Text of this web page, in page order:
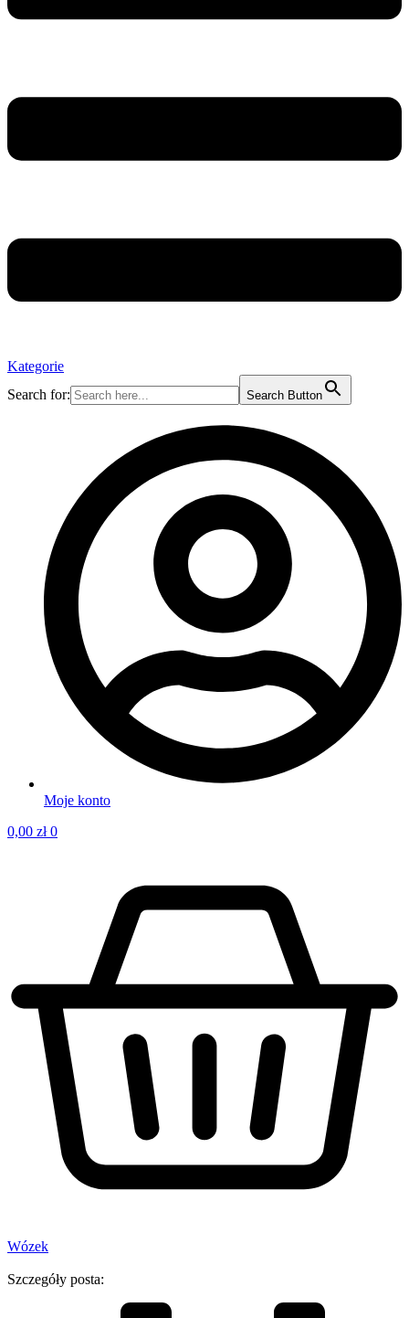
Kategorie
Search for:
Search Button
Moje konto
0,00 zł 0
Wózek
Szczegóły posta: